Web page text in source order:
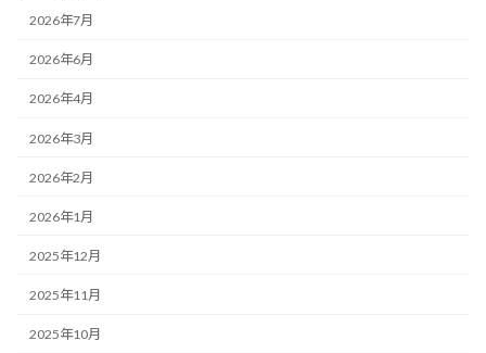
2026年7月
2026年6月
2026年4月
2026年3月
2026年2月
2026年1月
2025年12月
2025年11月
2025年10月